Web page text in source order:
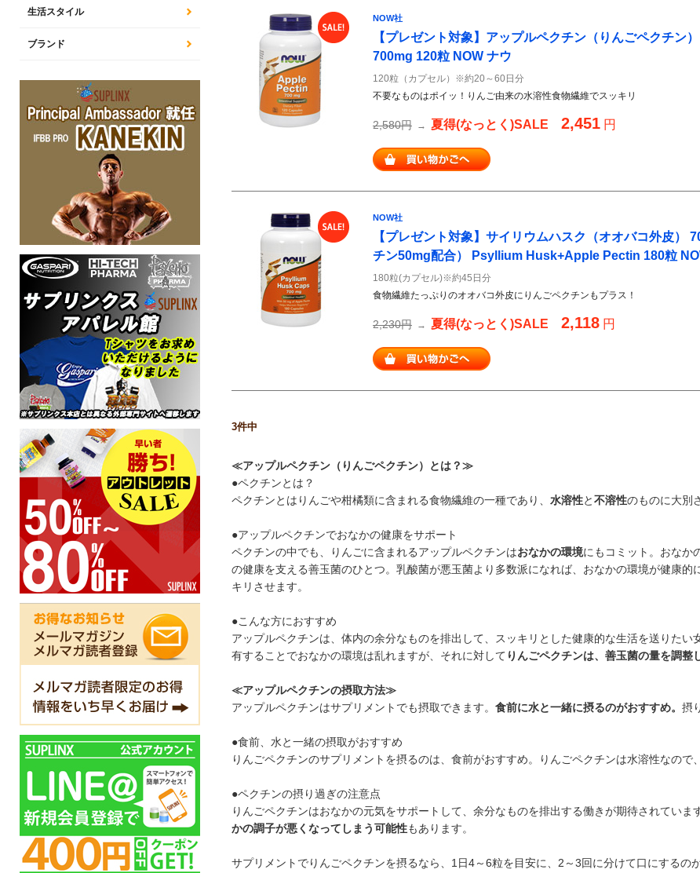
NOW社
【プレゼント対象】アップルペクチン（りんごペクチン
700mg 120粒 NOW ナウ
120粒（カプセル）※約20～60日分
不要なものはポイッ！りんご由来の水溶性食物繊維でスッキリ
2,580円 → 夏得(なっとく)SALE 2,451 円
NOW社
【プレゼント対象】サイリウムハスク（オオバコ外皮）
チン50mg配合） Psyllium Husk+Apple Pectin 180粒
180粒(カプセル)※約45日分
食物繊維たっぷりのオオバコ外皮にりんごペクチンもプラス！
2,230円 → 夏得(なっとく)SALE 2,118 円
3件中
≪アップルペクチン（りんごペクチン）とは？≫
●ペクチンとは？
ペクチンとはりんごや柑橘類に含まれる食物繊維の一種であり、 水溶性と不溶性のものに大別
●アップルペクチンでおなかの健康をサポート
ペクチンの中でも、りんごに含まれるアップルペクチンはおなかの環境にもコミット。おなか
の健康を支える善玉菌のひとつ。乳酸菌が悪玉菌より多数派になれば、おなかの環境が健康
キリさせます。
●こんな方におすすめ
アップルペクチンは、体内の余分なものを排出して、スッキリとした健康的な生活を送りた
有することでおなかの環境は乱れますが、それに対して りんごペクチンは、善玉菌の量を調整
≪アップルペクチンの摂取方法≫
アップルペクチンはサプリメントでも摂取できます。 食前に水と一緒に摂るのがおすすめ。 摂
●食前、水と一緒の摂取がおすすめ
りんごペクチンのサプリメントを摂るのは、食前がおすすめ。りんごペクチンは水溶性なので
●ペクチンの摂り過ぎの注意点
りんごペクチンはおなかの元気をサポートして、余分なものを排出する働きが期待されていま
かの調子が悪くなってしまう可能性もあります。
サプリメントでりんごペクチンを摂るなら、1日4～6粒を目安に、2～3回に分けて口にするの
生活スタイル
ブランド